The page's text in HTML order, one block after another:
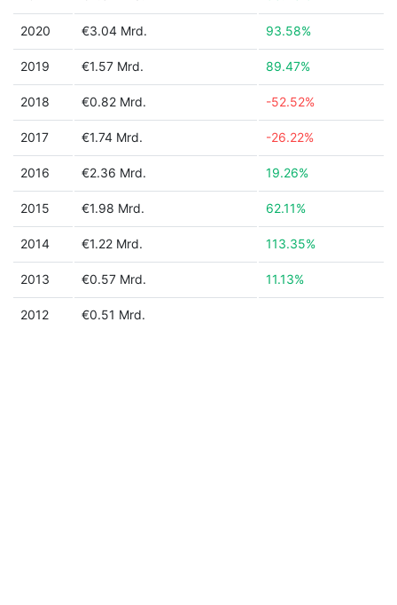
2020 €3.04 Mrd. 93.58%
2019 €1.57 Mrd. 89.47%
2018 €0.82 Mrd. -52.52%
2017 €1.74 Mrd. -26.22%
2016 €2.36 Mrd. 19.26%
2015 €1.98 Mrd. 62.11%
2014 €1.22 Mrd. 113.35%
2013 €0.57 Mrd. 11.13%
2012 €0.51 Mrd.